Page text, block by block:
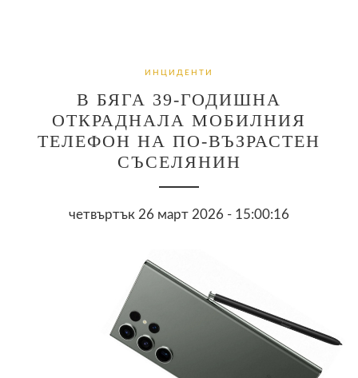
ИНЦИДЕНТИ
В БЯГА 39-ГОДИШНА
ОТКРАДНАЛА МОБИЛНИЯ
ТЕЛЕФОН НА ПО-ВЪЗРАСТЕН
СЪСЕЛЯНИН
четвъртък 26 март 2026 - 15:00:16